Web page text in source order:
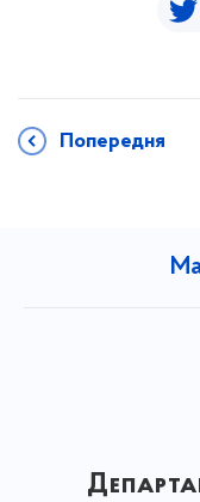
Попередня